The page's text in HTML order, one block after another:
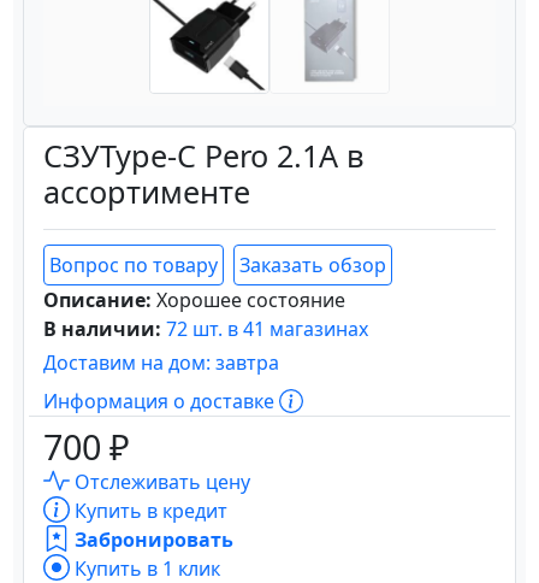
СЗУType-C Pero 2.1A в
ассортименте
Вопрос по товару
Заказать обзор
Описание: Хорошее состояние
В наличии: 72 шт. в 41 магазинах
Доставим на дом: завтра
Информация о доставке
700 ₽
Отслеживать цену
Купить в кредит
Забронировать
Купить в 1 клик